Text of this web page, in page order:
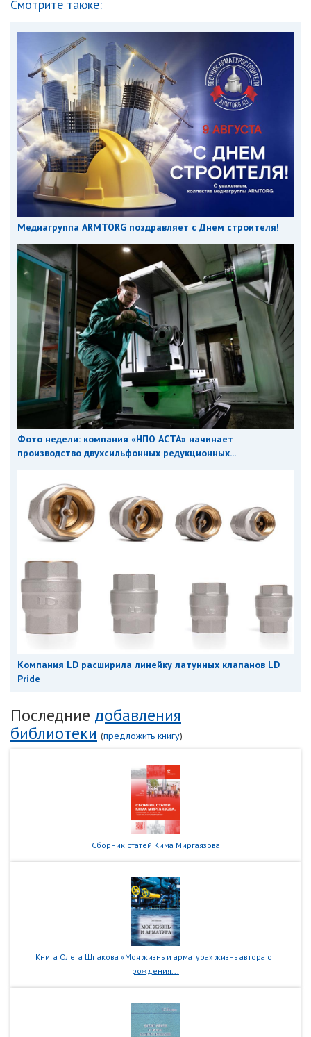
Смотрите также:
Медиагруппа ARMTORG поздравляет с Днем строителя!
Фото недели: компания «НПО АСТА» начинает
производство двухсильфонных редукционных...
Компания LD расширила линейку латунных клапанов LD
Pride
Последние добавления
библиотеки (предложить книгу)
Сборник статей Кима Миргаязова
Книга Олега Шпакова «Моя жизнь и арматура» жизнь автора от
рождения...